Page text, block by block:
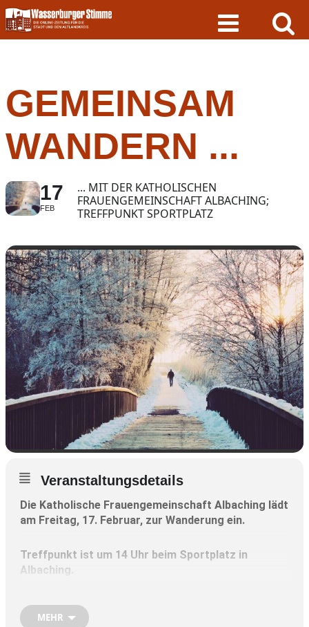
Skip
to
content
GEMEINSAM
WANDERN ...
17
FEB
... MIT DER KATHOLISCHEN
FRAUENGEMEINSCHAFT ALBACHING;
TREFFPUNKT SPORTPLATZ
Veranstaltungsdetails
Die Katholische Frauengemeinschaft Albaching lädt
am Freitag, 17. Februar, zur Wanderung ein.
Treffpunkt ist um 14 Uhr beim Sportplatz in
Albaching.
Die Wanderung dauert ungefähr eineinhalb Stunden.
Auch Nichtmitglieder sind willkommen.
MEHR